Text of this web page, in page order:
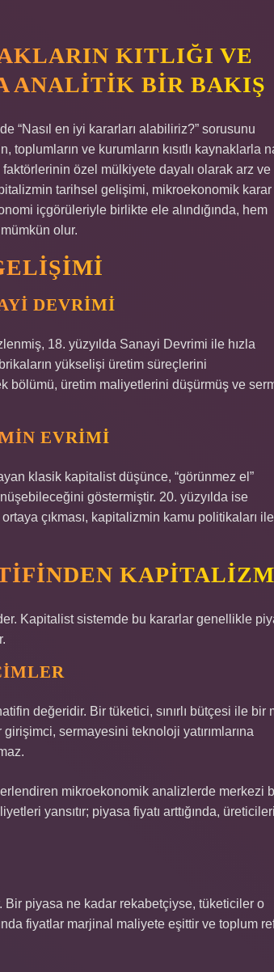
KITLIĞI VE
ANALITIK BIR BAKIŞ
“Nasıl en iyi kararları alabiliriz?” sorusunu
ve kurumların kısıtlı kaynaklarla
faktörlerinin özel mülkiyete dayalı olarak arz ve
tarihsel gelişimi, mikroekonomik karar
içgörüleriyle birlikte ele alındığında, hem
olur.
DEVRIMI
18. yüzyılda Sanayi Devrimi ile hızla
yükselişi üretim süreçlerini
bölümü, üretim maliyetlerini düşürmüş ve
EVRIMI
klasik kapitalist düşünce, “görünmez el”
göstermiştir. 20. yüzyılda ise
çıkması, kapitalizmin kamu politikaları ile
KAPITALIZM
Kapitalist sistemde bu kararlar genellikle
değeridir. Bir tüketici, sınırlı bütçesi ile bir
sermayesini teknoloji yatırımlarına
mikroekonomik analizlerde merkezi
yansıtır; piyasa fiyatı arttığında,
Bir piyasa ne kadar rekabetçiyse, tüketiciler o
fiyatlar marjinal maliyete eşittir ve toplum